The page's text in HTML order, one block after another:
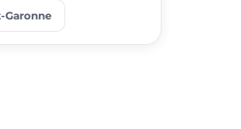
Garonne